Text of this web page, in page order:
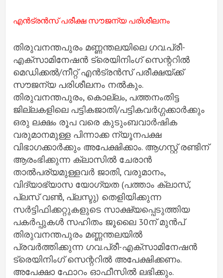
എൻട്രൻസ് പരീക്ഷ സൗജന്യ പരിശീലനം
തിരുവനന്തപുരം മണ്ണന്തലയിലെ ഗവ.പ്രീ-
എക്‌സാമിനേഷൻ ട്രെയിനിംഗ് സെന്ററിൽ
മെഡിക്കൽ/നീറ്റ് എൻട്രൻസ് പരീക്ഷയ്ക്ക്
സൗജന്യ പരിശീലനം നൽകും.
തിരുവനന്തപുരം, കൊല്ലം, പത്തനംതിട്ട
ജില്ലകളിലെ പട്ടികജാതി/പട്ടികവർഗ്ഗക്കാർക്കും
ഒരു ലക്ഷം രൂപ വരെ കുടുംബവാർഷിക
വരുമാനമുള്ള പിന്നാക്ക ന്യൂനപക്ഷ
വിഭാഗക്കാർക്കും അപേക്ഷിക്കാം. ആഗസ്റ്റ് രണ്ടിന്
ആരംഭിക്കുന്ന ക്ലാസിൽ ചേരാൻ
താൽപര്യമുള്ളവർ ജാതി, വരുമാനം,
വിദ്യാഭ്യാസ യോഗ്യത (പത്താം ക്ലാസ്,
പ്ലസ് വൺ, പ്ലസ്ടു) തെളിയിക്കുന്ന
സർട്ടിഫിക്കറ്റുകളുടെ സാക്ഷ്യപ്പെടുത്തിയ
പകർപ്പുകൾ സഹിതം ജൂലൈ 30ന് മുൻപ്
തിരുവനന്തപുരം മണ്ണന്തലയിൽ
പ്രവർത്തിക്കുന്ന ഗവ.പ്രീ-എക്‌സാമിനേഷൻ
ട്രെയിനിംഗ് സെന്ററിൽ അപേക്ഷിക്കണം.
അപേക്ഷാ ഫോറം ഓഫീസിൽ ലഭിക്കും.